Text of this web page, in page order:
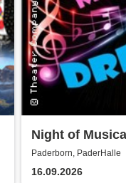
Night of
Paderborn, PaderHalle
16.09.2026